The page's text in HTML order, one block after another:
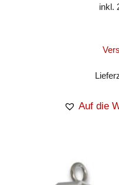
inkl.
Auf die